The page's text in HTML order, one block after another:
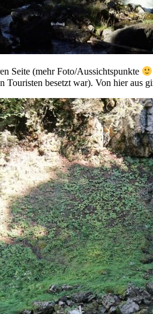
Seite (mehr Foto/Aussichtspunkte
Touristen besetzt war). Von hier aus